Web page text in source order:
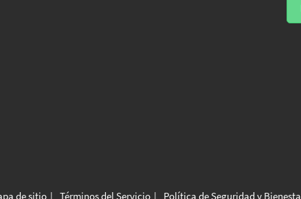
de sitio Términos del Servicio Política de Seguridad y